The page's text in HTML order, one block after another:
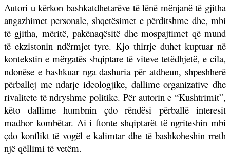
Autori u kërkon bashkatdhetarëve të lënë mënjanë të gjitha
angazhimet personale, shqetësimet e përditshme dhe, mbi
të gjitha, mëritë, pakënaqësitë dhe mospajtimet që mund
të ekzistonin ndërmjet tyre. Kjo thirrje duhet kuptuar në
kontekstin e mërgatës shqiptare të viteve tetëdhjetë, e cila,
ndonëse e bashkuar nga dashuria për atdheun, shpeshherë
përballej me ndarje ideologjike, dallime organizative dhe
rivalitete të ndryshme politike. Për autorin e “Kushtrimit”,
këto dallime humbnin çdo rëndësi përballë interesit
madhor kombëtar. Ai i ftonte shqiptarët të ngriteshin mbi
çdo konflikt të vogël e kalimtar dhe të bashkoheshin rreth
një qëllimi të vetëm.